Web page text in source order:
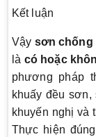
Kết luận
Vậy sơn chống
là có hoặc
phương pháp
khuấy đều
khuyến nghị và
Thực hiện